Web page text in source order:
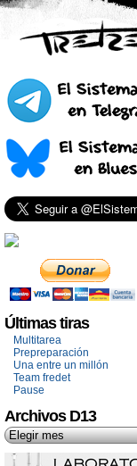
Últimas tiras
Multitarea
Prepreparación
Una entre un millón
Team fredet
Pause
Archivos D13